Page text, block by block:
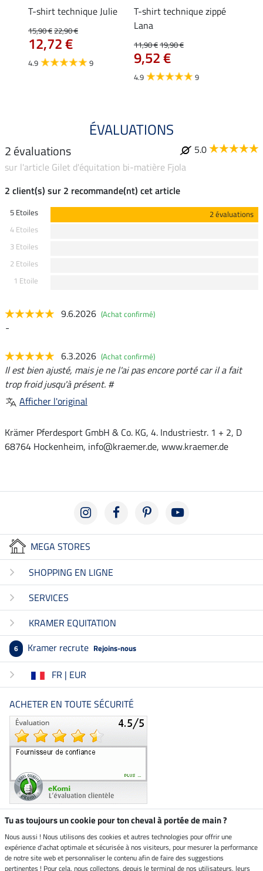
T-shirt technique Julie
15,90 €22,90 €
12,72 €
4.9 9
T-shirt technique zippé
Lana
11,90 €19,90 €
9,52 €
4.9 9
ÉVALUATIONS
2 évaluations
5.0
sur l'article Gilet d'équitation bi-matière Fjola
2 client(s) sur 2 recommande(nt) cet article
5 Etoiles
2 évaluations
4 Etoiles
3 Etoiles
2 Etoiles
1 Etoile
9.6.2026 (Achat confirmé)
-
6.3.2026 (Achat confirmé)
Il est bien ajusté, mais je ne l'ai pas encore porté car il a fait
trop froid jusqu'à présent. #
Afficher l'original
Krämer Pferdesport GmbH & Co. KG, 4. Industriestr. 1 + 2, D
68764 Hockenheim, info@kraemer.de, www.kraemer.de
MEGA STORES
SHOPPING EN LIGNE
SERVICES
KRAMER EQUITATION
6 Kramer recrute Rejoins-nous
FR | EUR
ACHETER EN TOUTE SÉCURITÉ
Boutique climatiquement
neutre
Tu as toujours un cookie pour ton cheval à portée de main ?
Nous aussi ! Nous utilisons des cookies et autres technologies pour offrir une
expérience d'achat optimale et sécurisée à nos visiteurs, pour mesurer la performance
de notre site web et personnaliser le contenu afin de faire des suggestions
pertinentes ! Pour cela, nous collectons, depuis le terminal de nos utilisateurs, leurs